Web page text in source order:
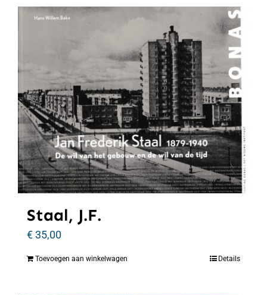
Staal, J.F.
€35,00
Toevoegen aan winkelwagen Details